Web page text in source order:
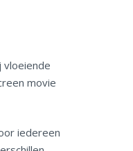
vloeiende
movie
iedereen